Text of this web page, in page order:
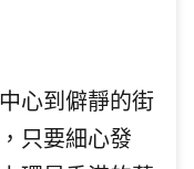
心到僻靜的街
只要細心發